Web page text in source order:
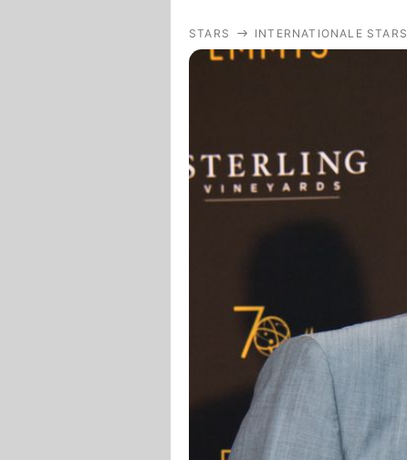
STARS INTERNATIONALE STARS